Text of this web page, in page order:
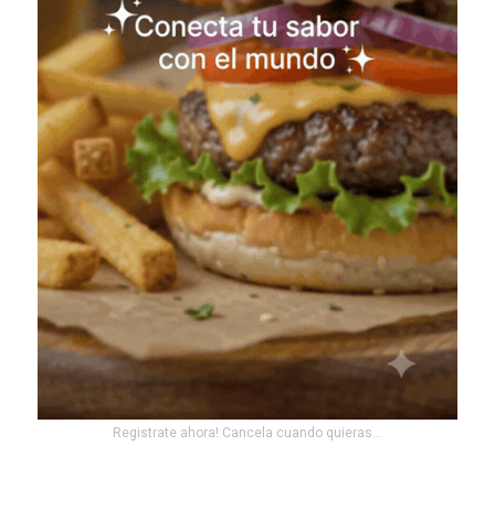
Registrate ahora! Cancela cuando quieras...